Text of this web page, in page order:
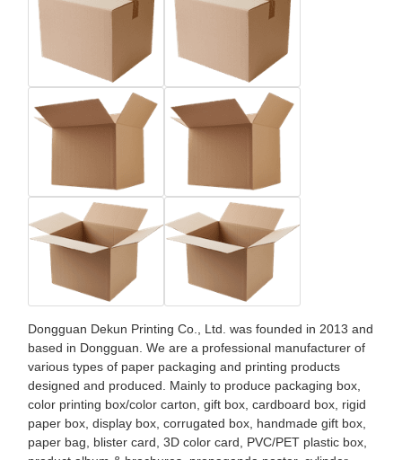
Dongguan Dekun Printing Co., Ltd. was founded in 2013 and
based in Dongguan. We are a professional manufacturer of
various types of paper packaging and printing products
designed and produced. Mainly to produce packaging box,
color printing box/color carton, gift box, cardboard box, rigid
paper box, display box, corrugated box, handmade gift box,
paper bag, blister card, 3D color card, PVC/PET plastic box,